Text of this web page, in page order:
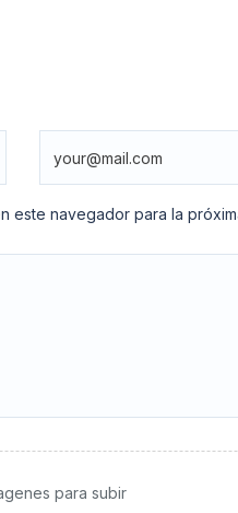
este navegador para la
para subir